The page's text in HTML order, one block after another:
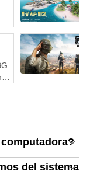
del sistema